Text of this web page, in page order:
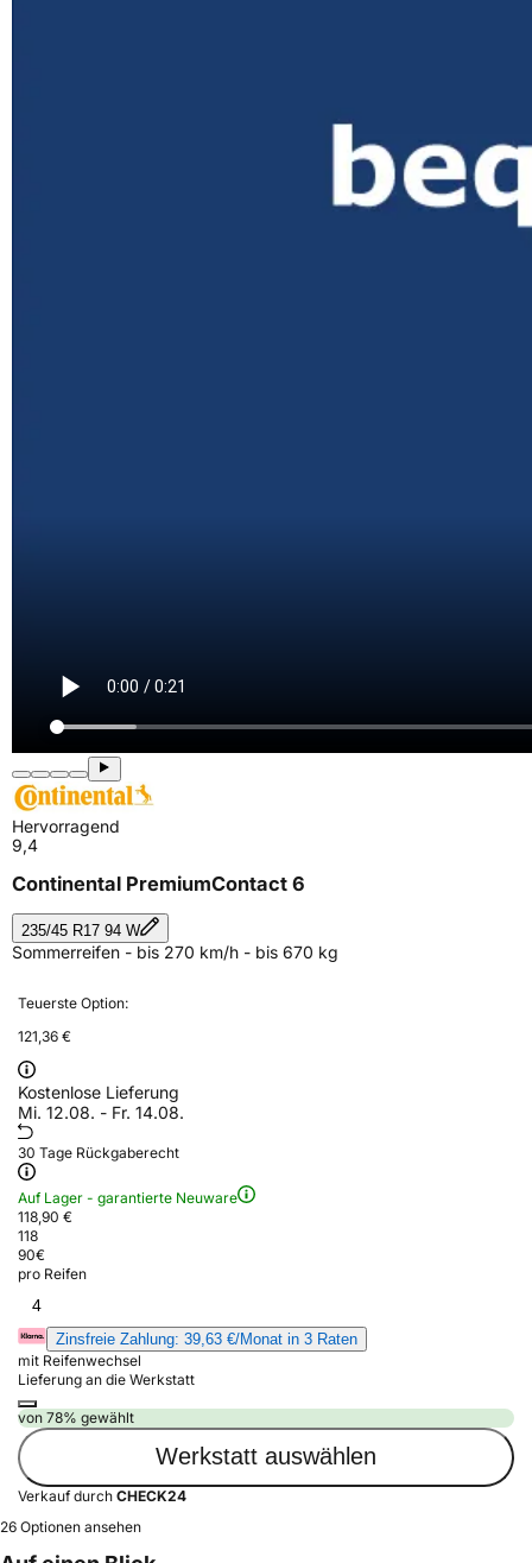
Hervorragend
9,4
Continental PremiumContact 6
235/45 R17 94 W
Sommerreifen - bis 270 km/h - bis 670 kg
Teuerste Option:
121,36 €
Kostenlose Lieferung
Mi. 12.08. - Fr. 14.08.
30 Tage Rückgaberecht
Auf Lager - garantierte Neuware
118,90 €
118
90€
pro Reifen
4
Zinsfreie Zahlung: 39,63 €/Monat in 3 Raten
mit Reifenwechsel
Lieferung an die Werkstatt
von 78% gewählt
Werkstatt auswählen
Verkauf durch CHECK24
26 Optionen ansehen